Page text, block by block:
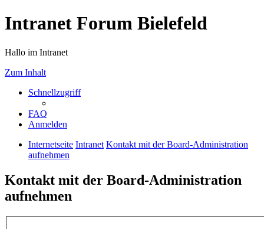
Intranet Forum Bielefeld
Hallo im Intranet
Zum Inhalt
Schnellzugriff
FAQ
Anmelden
Internetseite Intranet Kontakt mit der Board-Administration
aufnehmen
Kontakt mit der Board-Administration
aufnehmen